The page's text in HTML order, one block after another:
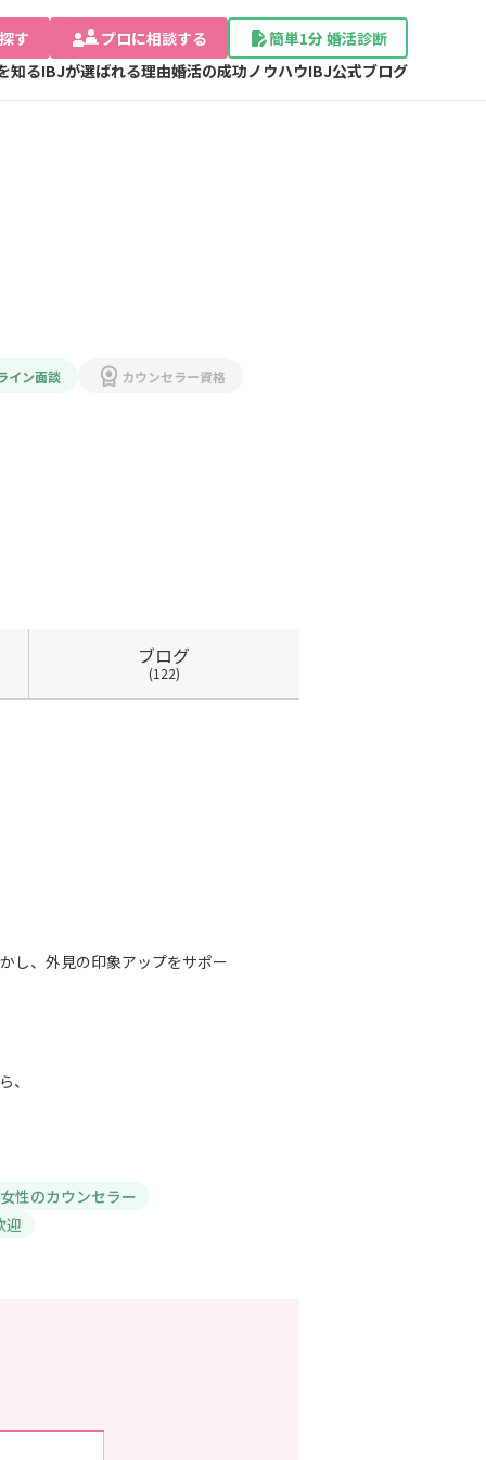
す プロに相談する
簡単1分 婚活診断
知るIBJが選ばれる理由婚活の成功ノウハウIBJ公式ブログ
イン面談 カウンセラー資格
ブログ
(122)
し、外見の印象アップをサポー
、
女性のカウンセラー
迎